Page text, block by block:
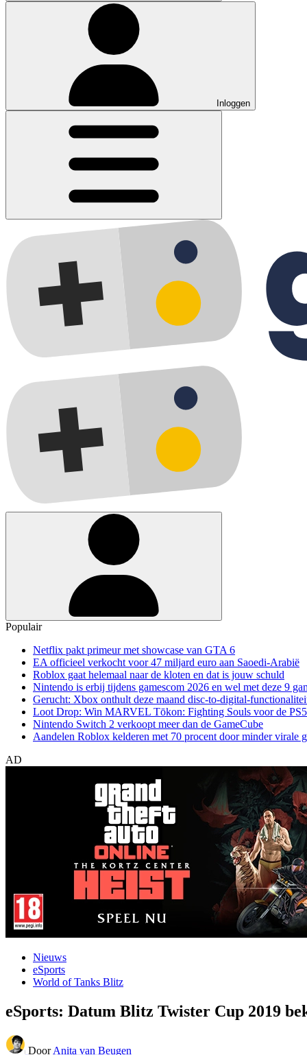
Inloggen
Populair
Netflix pakt primeur met showcase van GTA 6
EA officieel verkocht voor 47 miljard euro aan Saoedi-Arabië
Roblox gaat helemaal naar de kloten en dat is jouw schuld
Nintendo is erbij tijdens gamescom 2026 en wel met deze 9
Gerucht: Xbox onthult deze maand disc-to-digital-
Loot Drop: Win MARVEL Tōkon: Fighting Souls voor de PS5
Nintendo Switch 2 verkoopt meer dan de GameCube
Aandelen Roblox kelderen met 70 procent door minder virale
AD
Nieuws
eSports
World of Tanks Blitz
eSports: Datum Blitz Twister Cup 2019
Door Anita van Beugen